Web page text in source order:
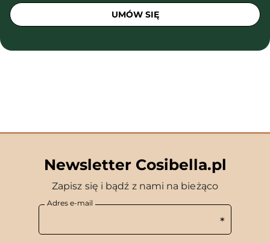
UMÓW SIĘ
Newsletter Cosibella.pl
Zapisz się i bądź z nami na bieżąco
Adres e-mail